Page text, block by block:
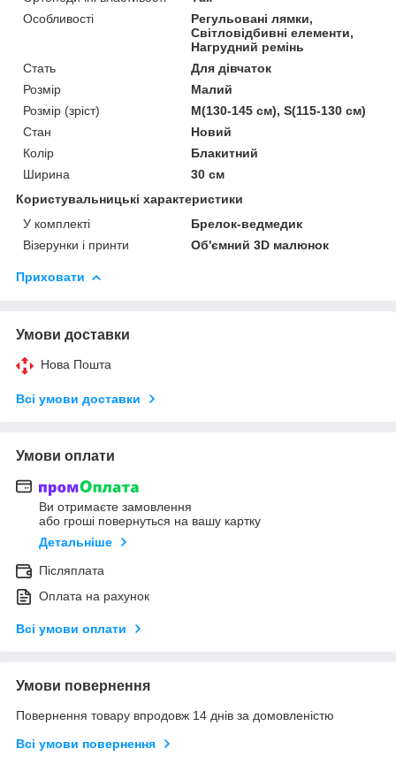
Особливості
Регульовані лямки,
Світловідбивні елементи,
Нагрудний ремінь
Стать
Для дівчаток
Розмір
Малий
Розмір (зріст)
M(130-145 см), S(115-130 см)
Стан
Новий
Колір
Блакитний
Ширина
30 см
Користувальницькі характеристики
У комплекті
Брелок-ведмедик
Візерунки і принти
Об'ємний 3D малюнок
Приховати
Умови доставки
Нова Пошта
Всі умови доставки
Умови оплати
Ви отримаєте замовлення
або гроші повернуться на вашу картку
Детальніше
Післяплата
Оплата на рахунок
Всі умови оплати
Умови повернення
Повернення товару впродовж 14 днів за домовленістю
Всі умови повернення